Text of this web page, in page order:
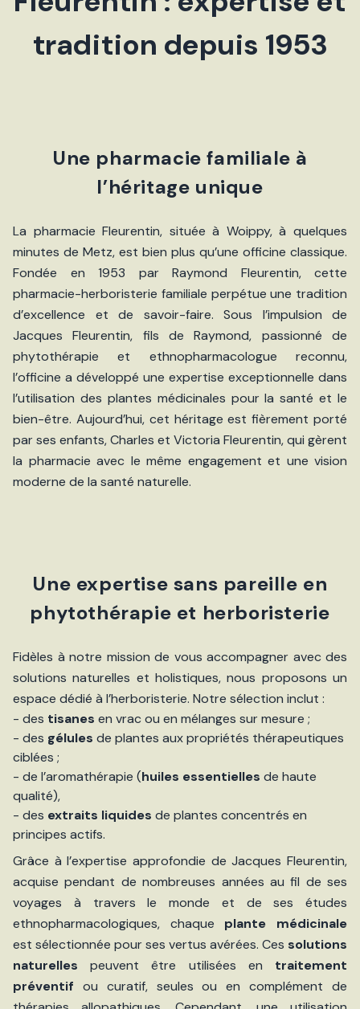
tradition depuis 1953
Une pharmacie familiale à
l’héritage unique
La pharmacie Fleurentin, située à Woippy, à quelques
minutes de Metz, est bien plus qu’une officine classique.
Fondée en 1953 par Raymond Fleurentin, cette
pharmacie-herboristerie familiale perpétue une tradition
d’excellence et de savoir-faire. Sous l’impulsion de
Jacques Fleurentin, fils de Raymond, passionné de
phytothérapie et ethnopharmacologue reconnu,
l’officine a développé une expertise exceptionnelle dans
l’utilisation des plantes médicinales pour la santé et le
bien-être. Aujourd’hui, cet héritage est fièrement porté
par ses enfants, Charles et Victoria Fleurentin, qui gèrent
la pharmacie avec le même engagement et une vision
moderne de la santé naturelle.
Une expertise sans pareille en
phytothérapie et herboristerie
Fidèles à notre mission de vous accompagner avec des
solutions naturelles et holistiques, nous proposons un
espace dédié à l’herboristerie. Notre sélection inclut :
- des tisanes en vrac ou en mélanges sur mesure ;
- des gélules de plantes aux propriétés thérapeutiques
ciblées ;
- de l’aromathérapie (huiles essentielles de haute
qualité),
- des extraits liquides de plantes concentrés en
principes actifs.
Grâce à l’expertise approfondie de Jacques Fleurentin,
acquise pendant de nombreuses années au fil de ses
voyages à travers le monde et de ses études
ethnopharmacologiques, chaque plante médicinale
est sélectionnée pour ses vertus avérées. Ces solutions
naturelles peuvent être utilisées en traitement
préventif ou curatif, seules ou en complément de